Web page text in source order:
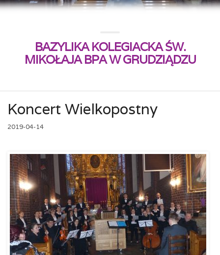
BAZYLIKA KOLEGIACKA ŚW.
MIKOŁAJA BPA W GRUDZIĄDZU
Koncert Wielkopostny
2019-04-14